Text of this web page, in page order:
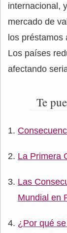
internacional,
mercado de
los préstamos
Los países
afectando
Te
La Primera
Las
Mundial en
¿Por qué